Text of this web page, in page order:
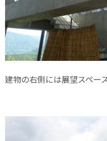
建物の右側には展望スペー